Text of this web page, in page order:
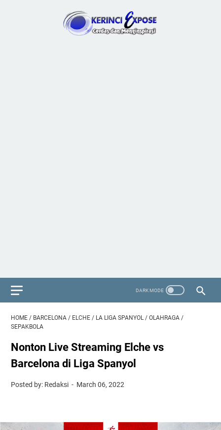
HOME / BARCELONA / ELCHE / LA LIGA SPANYOL / OLAHRAGA /
SEPAKBOLA
Nonton Live Streaming Elche vs
Barcelona di Liga Spanyol
Posted by: Redaksi March 06, 2022